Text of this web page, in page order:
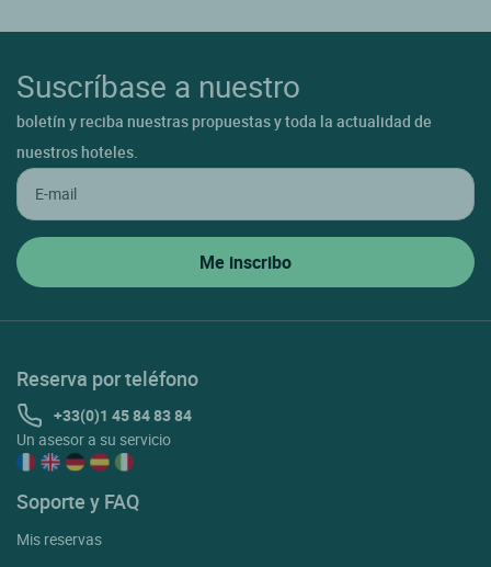
Suscríbase a nuestro
boletín y reciba nuestras propuestas y toda la actualidad de
nuestros hoteles.
Reserva por teléfono
+33(0)1 45 84 83 84
Un asesor a su servicio
Soporte y FAQ
Mis reservas